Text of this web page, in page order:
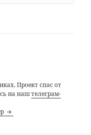
Проект спас от
на наштелеграм-